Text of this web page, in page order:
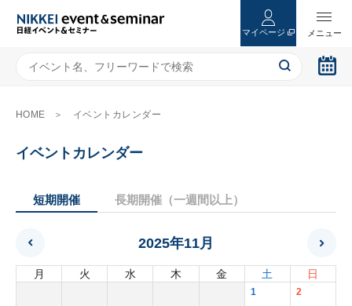
マイページ
HOME イベントカレンダー
イベントカレンダー
短期開催 長期開催（一週間以上）
2025年11月
月 火 水 木 金 土 日
1 2